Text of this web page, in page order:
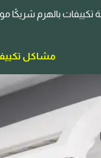
تكييفات بالهرم شريكًا
مشاكل